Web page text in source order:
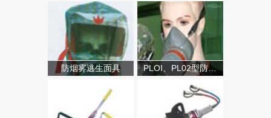
防烟雾逃生面具 PLOI、PL02型防毒面具